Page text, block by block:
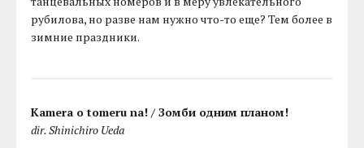
рубилова, но разве нам нужно что-то еще? Тем более в
зимние праздники.
Kamera o tomeru na! / Зомби одним планом!
dir. Shinichiro Ueda